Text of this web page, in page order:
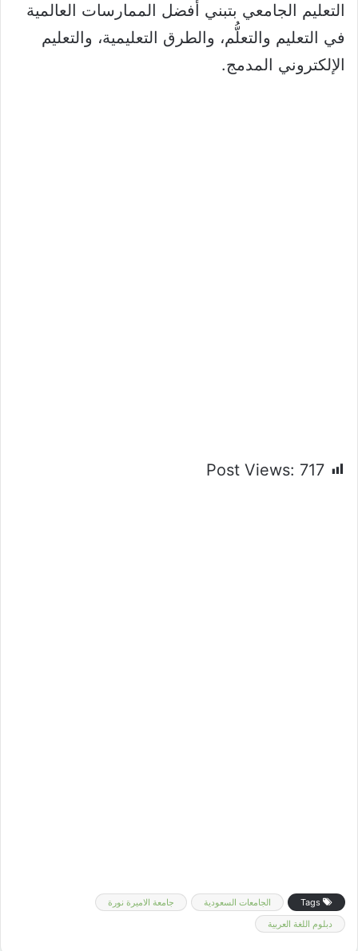
التعليم الجامعي بتبني أفضل الممارسات العالمية
في التعليم والتعلُّم، والطرق التعليمية، والتعليم
الإلكتروني المدمج.
Post Views: 717
الجامعات السعودية
جامعة الاميرة نورة
دبلوم اللغة العربية